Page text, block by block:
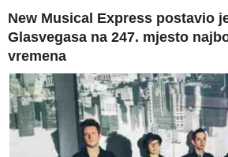
New Musical Express postavio
Glasvegasa na 247. mjesto
vremena